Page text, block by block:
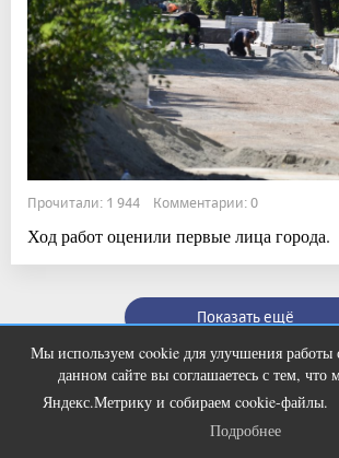
Прочитали: 1 944 Комментарии: 0
Ход работ оценили первые лица города.
Показать ещё
Мы используем cookie для улучшения работы
данном сайте вы соглашаетесь с тем, что
Яндекс.Метрику и собираем cookie-файлы.
Подробнее
Ролик длится пару
будете в шоке от
Подробнее